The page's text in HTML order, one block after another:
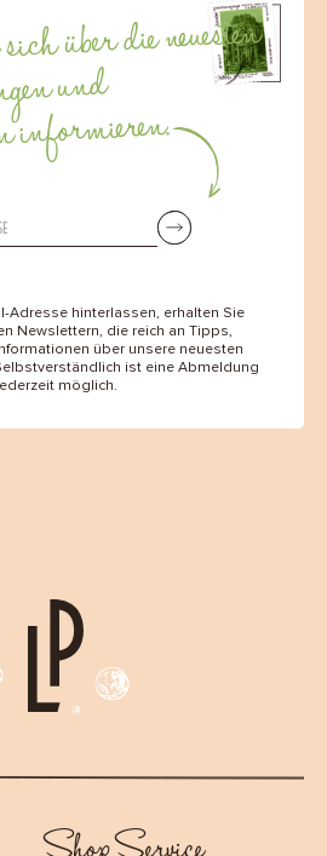
über die neuesten
und
Adresse hinterlassen, erhalten Sie
Newslettern, die reich an Tipps,
über unsere neuesten
ist eine Abmeldung
möglich.